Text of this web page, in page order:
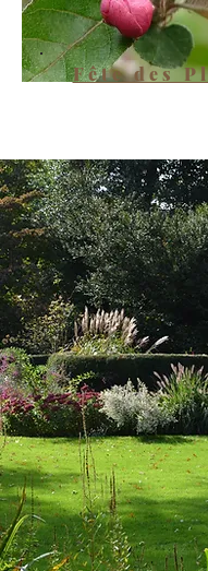
Fête des